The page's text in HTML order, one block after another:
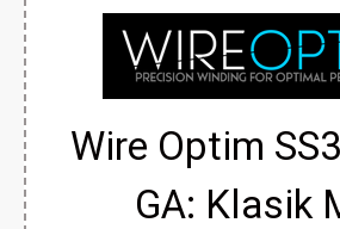
Wire Optim
GA: Klasik